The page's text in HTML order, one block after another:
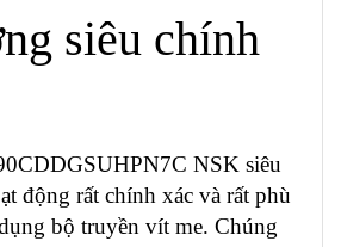
siêu chính
NSK siêu
động rất chính xác và rất phù
bộ truyền vít me. Chúng